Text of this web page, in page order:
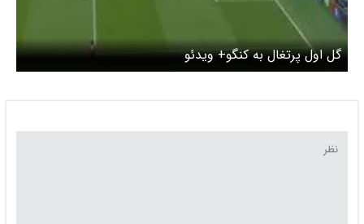
گل اول پرتغال به کنگو+ ویدئو